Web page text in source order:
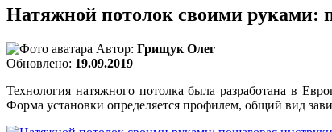
Натяжной потолок своими руками:
Автор: Грищук Олег
Обновлено: 19.09.2019
Технология натяжного потолка была разработана в
Форма установки определяется профилем, общий вид